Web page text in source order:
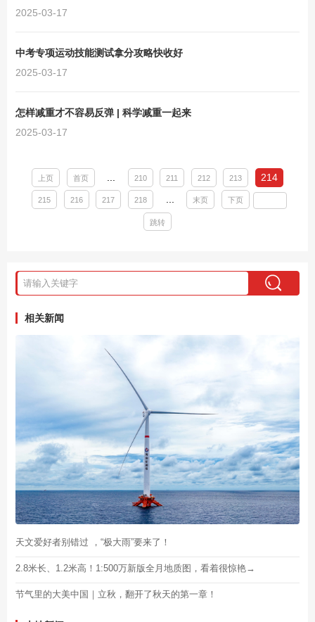
2025-03-17
中考专项运动技能测试拿分攻略快收好
2025-03-17
怎样减重才不容易反弹 | 科学减重一起来
2025-03-17
上页 首页 210 211 212 213 214
215 216 217 218 ... 末页 下页
跳转
相关新闻
天文爱好者别错过 ，“极大雨”要来了！
2.8米长、1.2米高！1:500万新版全月地质图，看着很惊艳→
节气里的大美中国｜立秋，翻开了秋天的第一章！